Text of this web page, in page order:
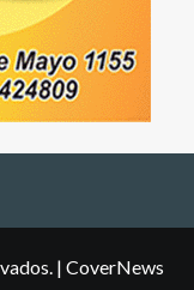
| CoverNews